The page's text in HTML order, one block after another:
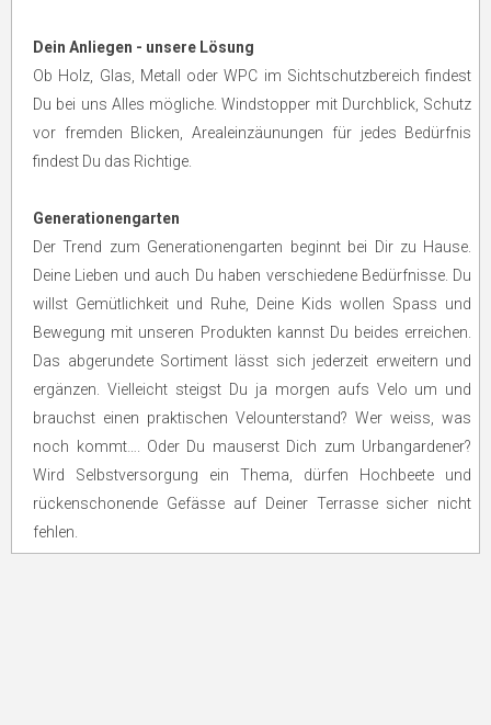
Dein Anliegen - unsere Lösung
Ob Holz, Glas, Metall oder WPC im Sichtschutzbereich findest
Du bei uns Alles mögliche. Windstopper mit Durchblick, Schutz
vor fremden Blicken, Arealeinzäunungen für jedes Bedürfnis
findest Du das Richtige.
Generationengarten
Der Trend zum Generationengarten beginnt bei Dir zu Hause.
Deine Lieben und auch Du haben verschiedene Bedürfnisse. Du
willst Gemütlichkeit und Ruhe, Deine Kids wollen Spass und
Bewegung mit unseren Produkten kannst Du beides erreichen.
Das abgerundete Sortiment lässt sich jederzeit erweitern und
ergänzen. Vielleicht steigst Du ja morgen aufs Velo um und
brauchst einen praktischen Velounterstand? Wer weiss, was
noch kommt…. Oder Du mauserst Dich zum Urbangardener?
Wird Selbstversorgung ein Thema, dürfen Hochbeete und
rückenschonende Gefässe auf Deiner Terrasse sicher nicht
fehlen.